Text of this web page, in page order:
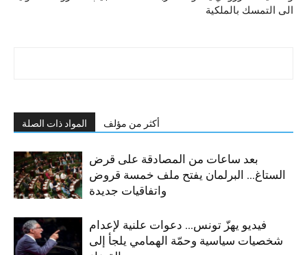
الى التمسك بالملكية
المواد ذات الصلة أكثر من مؤلف
بعد ساعات من المصادقة على قرض
الستاغ… البرلمان يفتح ملف خمسة قروض
واتفاقيات جديدة
فيديو يهزّ تونس… دعوات علنية لإعدام
شخصيات سياسية وحمّة الهمامي يلجأ إلى